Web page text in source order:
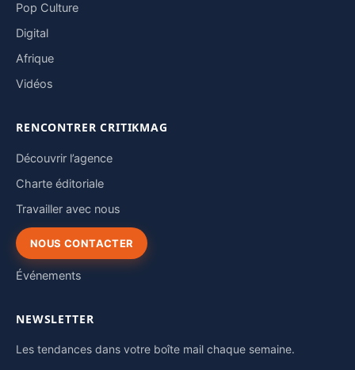
Pop Culture
Digital
Afrique
Vidéos
RENCONTRER CRITIKMAG
Découvrir l’agence
Charte éditoriale
Travailler avec nous
NOUS CONTACTER
Événements
NEWSLETTER
Les tendances dans votre boîte mail chaque semaine.